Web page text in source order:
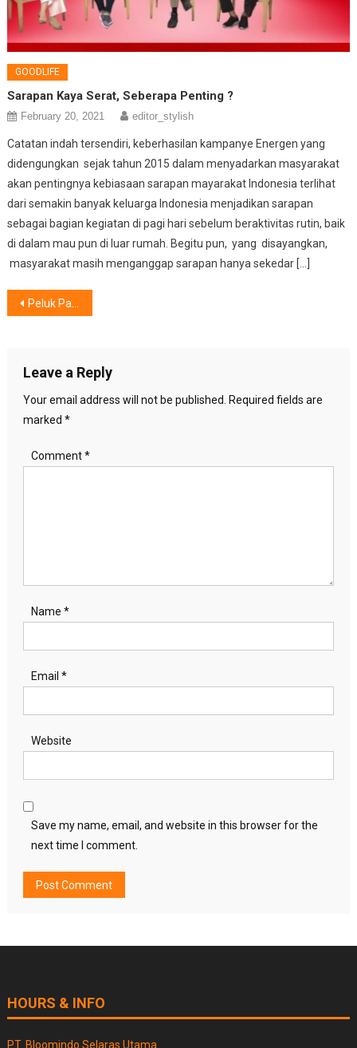
GOODLIFE
Sarapan Kaya Serat, Seberapa Penting ?
February 20, 2021 editor_stylish
Catatan indah tersendiri, keberhasilan kampanye Energen yang
didengungkan sejak tahun 2015 dalam menyadarkan masyarakat
akan pentingnya kebiasaan sarapan mayarakat Indonesia terlihat
dari semakin banyak keluarga Indonesia menjadikan sarapan
sebagai bagian kegiatan di pagi hari sebelum beraktivitas rutin, baik
di dalam mau pun di luar rumah. Begitu pun, yang disayangkan,
masyarakat masih menganggap sarapan hanya sekedar […]
Post
Peluk Pasangan Saat Tidur Banyak Manfaatnya
Leave a Reply
Your email address will not be published.
Required fields are
marked *
Comment*
Name *
Email *
Website
Save my name, email, and website in this browser for the
next time I comment.
HOURS & INFO
PT. Bloomindo Selaras Utama